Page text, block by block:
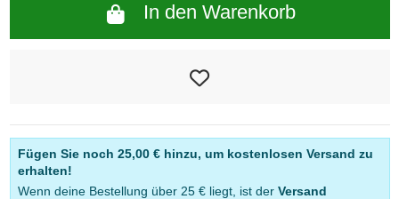
In den Warenkorb
Fügen Sie noch 25,00 €hinzu, um kostenlosen Versand zu
erhalten!
Wenn deine Bestellung über 25 € liegt, ist der Versand